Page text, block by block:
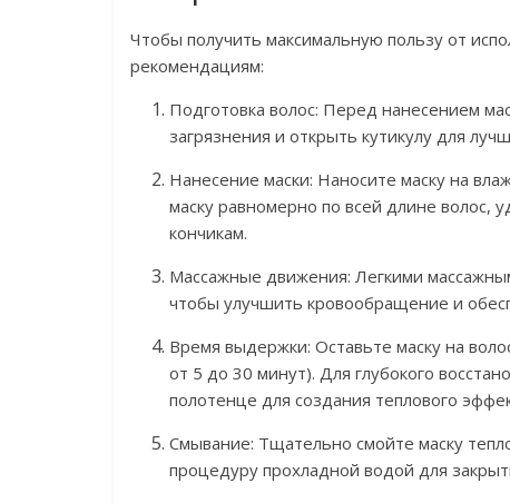
Чтобы получить максимальную пользу от
рекомендациям:
Подготовка волос: Перед нанесением
загрязнения и открыть кутикулу для
Нанесение маски: Наносите маску на
маску равномерно по всей длине волос,
кончикам.
Массажные движения: Легкими
чтобы улучшить кровообращение и
Время выдержки: Оставьте маску на
от 5 до 30 минут). Для глубокого
полотенце для создания теплового
Смывание: Тщательно смойте маску
процедуру прохладной водой для